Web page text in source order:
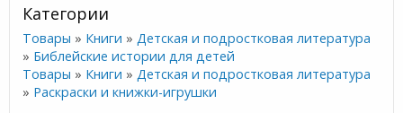
Категории
Товары » Книги »Детская и подростковая литература
» Библейские истории для детей
Товары » Книги »Детская и подростковая литература
» Раскраски и книжки-игрушки